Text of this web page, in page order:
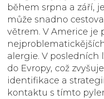
během srpna a září,
může snadno
větrem. V Americe je
alergie. V posledních
do Evropy, což
identifikace a
kontaktu s tímto